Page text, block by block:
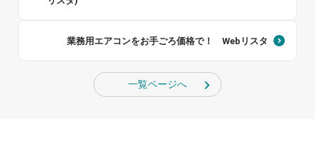
業務用エアコンをお手ごろ価格で！ Webリスタ
一覧ページへ